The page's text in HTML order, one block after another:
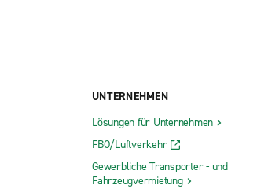
UNTERNEHMEN
Lösungen für Unternehmen
FBO/Luftverkehr
Gewerbliche Transporter - und
Fahrzeugvermietung